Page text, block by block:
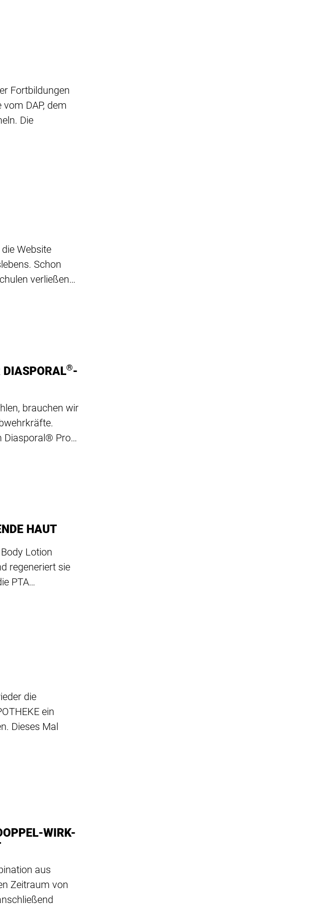
Fortbildungen
DAP, dem
Die
Website
Schon
verließen…
DIASPORAL®-
brauchen wir
Diasporal® Pro…
HAUT
Lotion
regeneriert sie
PTA…
die
ein
Dieses Mal
WIRK-
aus
Zeitraum von